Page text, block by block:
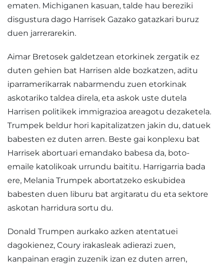
ematen. Michiganen kasuan, talde hau bereziki
disgustura dago Harrisek Gazako gatazkari buruz
duen jarrerarekin.
Aimar Bretosek galdetzean etorkinek zergatik ez
duten gehien bat Harrisen alde bozkatzen, aditu
iparramerikarrak nabarmendu zuen etorkinak
askotariko taldea direla, eta askok uste dutela
Harrisen politikek immigrazioa areagotu dezaketela.
Trumpek beldur hori kapitalizatzen jakin du, datuek
babesten ez duten arren. Beste gai konplexu bat
Harrisek abortuari emandako babesa da, boto-
emaile katolikoak urrundu baititu. Harrigarria bada
ere, Melania Trumpek abortatzeko eskubidea
babesten duen liburu bat argitaratu du eta sektore
askotan harridura sortu du.
Donald Trumpen aurkako azken atentatuei
dagokienez, Coury irakasleak adierazi zuen,
kanpainan eragin zuzenik izan ez duten arren,